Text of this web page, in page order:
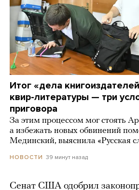
Итог «дела
квир-литературы — три
приговора
За этим процессом мог стоять
а избежать новых обвинений
Мединский, выяснила «Русская
НОВОСТИ 39 минут назад
Сенат США одобрил